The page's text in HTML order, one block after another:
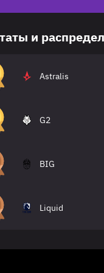
и
Astralis
G2
BIG
Liquid